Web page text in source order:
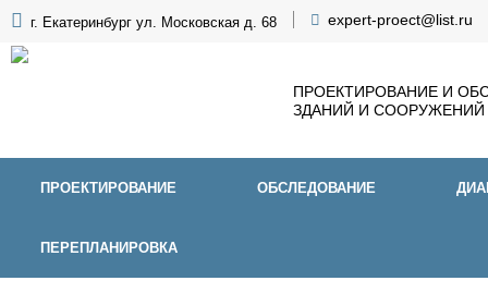
г. Екатеринбург ул. Московская д. 68 expert-proect@list.ru
ПРОЕКТИРОВАНИЕ И
ЗДАНИЙ И СООРУЖЕНИЙ
ПРОЕКТИРОВАНИЕ ОБСЛЕДОВАНИЕ
ПЕРЕПЛАНИРОВКА